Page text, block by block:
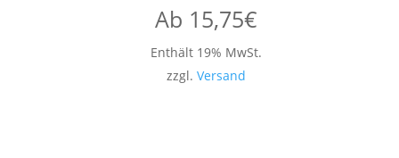
Ab 15,75€
Enthält 19% MwSt.
zzgl. Versand